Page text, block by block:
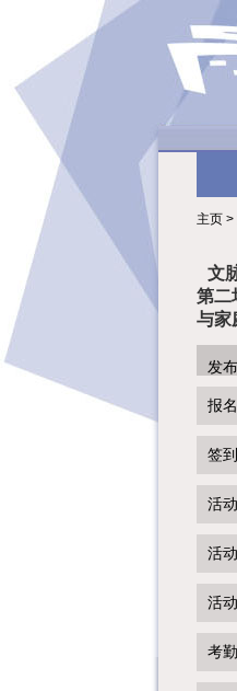
主页 >
文
第二
与家
发
报
签
活
活
活
考